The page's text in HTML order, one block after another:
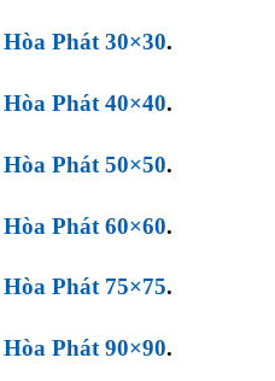
Phát 30×30.
Phát 40×40.
Phát 50×50.
Phát 60×60.
Phát 75×75.
Phát 90×90.